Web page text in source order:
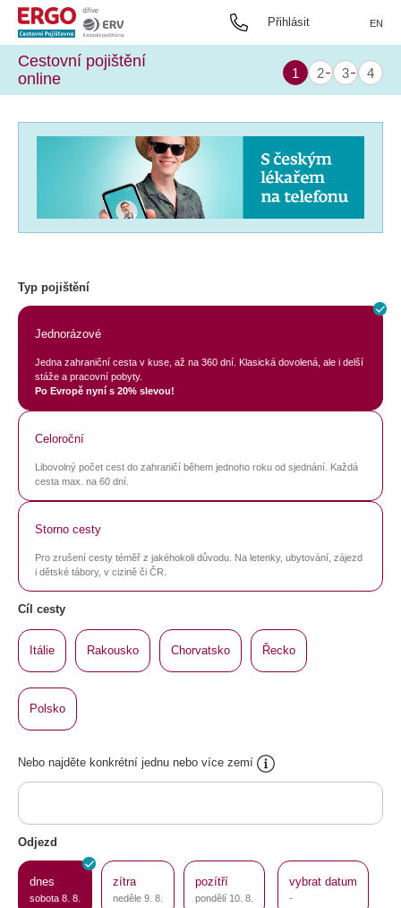
Přihlásit EN
Cestovní pojištění
online
Typ pojištění
Jednorázové
Jedna zahraniční cesta v kuse, až na 360 dní. Klasická dovolená, ale i delší
stáže a pracovní pobyty.
Po Evropě nyní s 20% slevou!
Celoroční
Libovolný počet cest do zahraničí během jednoho roku od sjednání. Každá
cesta max. na 60 dní.
Storno cesty
Pro zrušení cesty téměř z jakéhokoli důvodu. Na letenky, ubytování, zájezd
i dětské tábory, v cizině či ČR.
Cíl cesty
Itálie Rakousko Chorvatsko Řecko
Polsko
Nebo najděte konkrétní jednu nebo více zemí
Odjezd
dnes
sobota 8. 8.
zítra
neděle 9. 8.
pozítří
pondělí 10. 8.
vybrat datum
-